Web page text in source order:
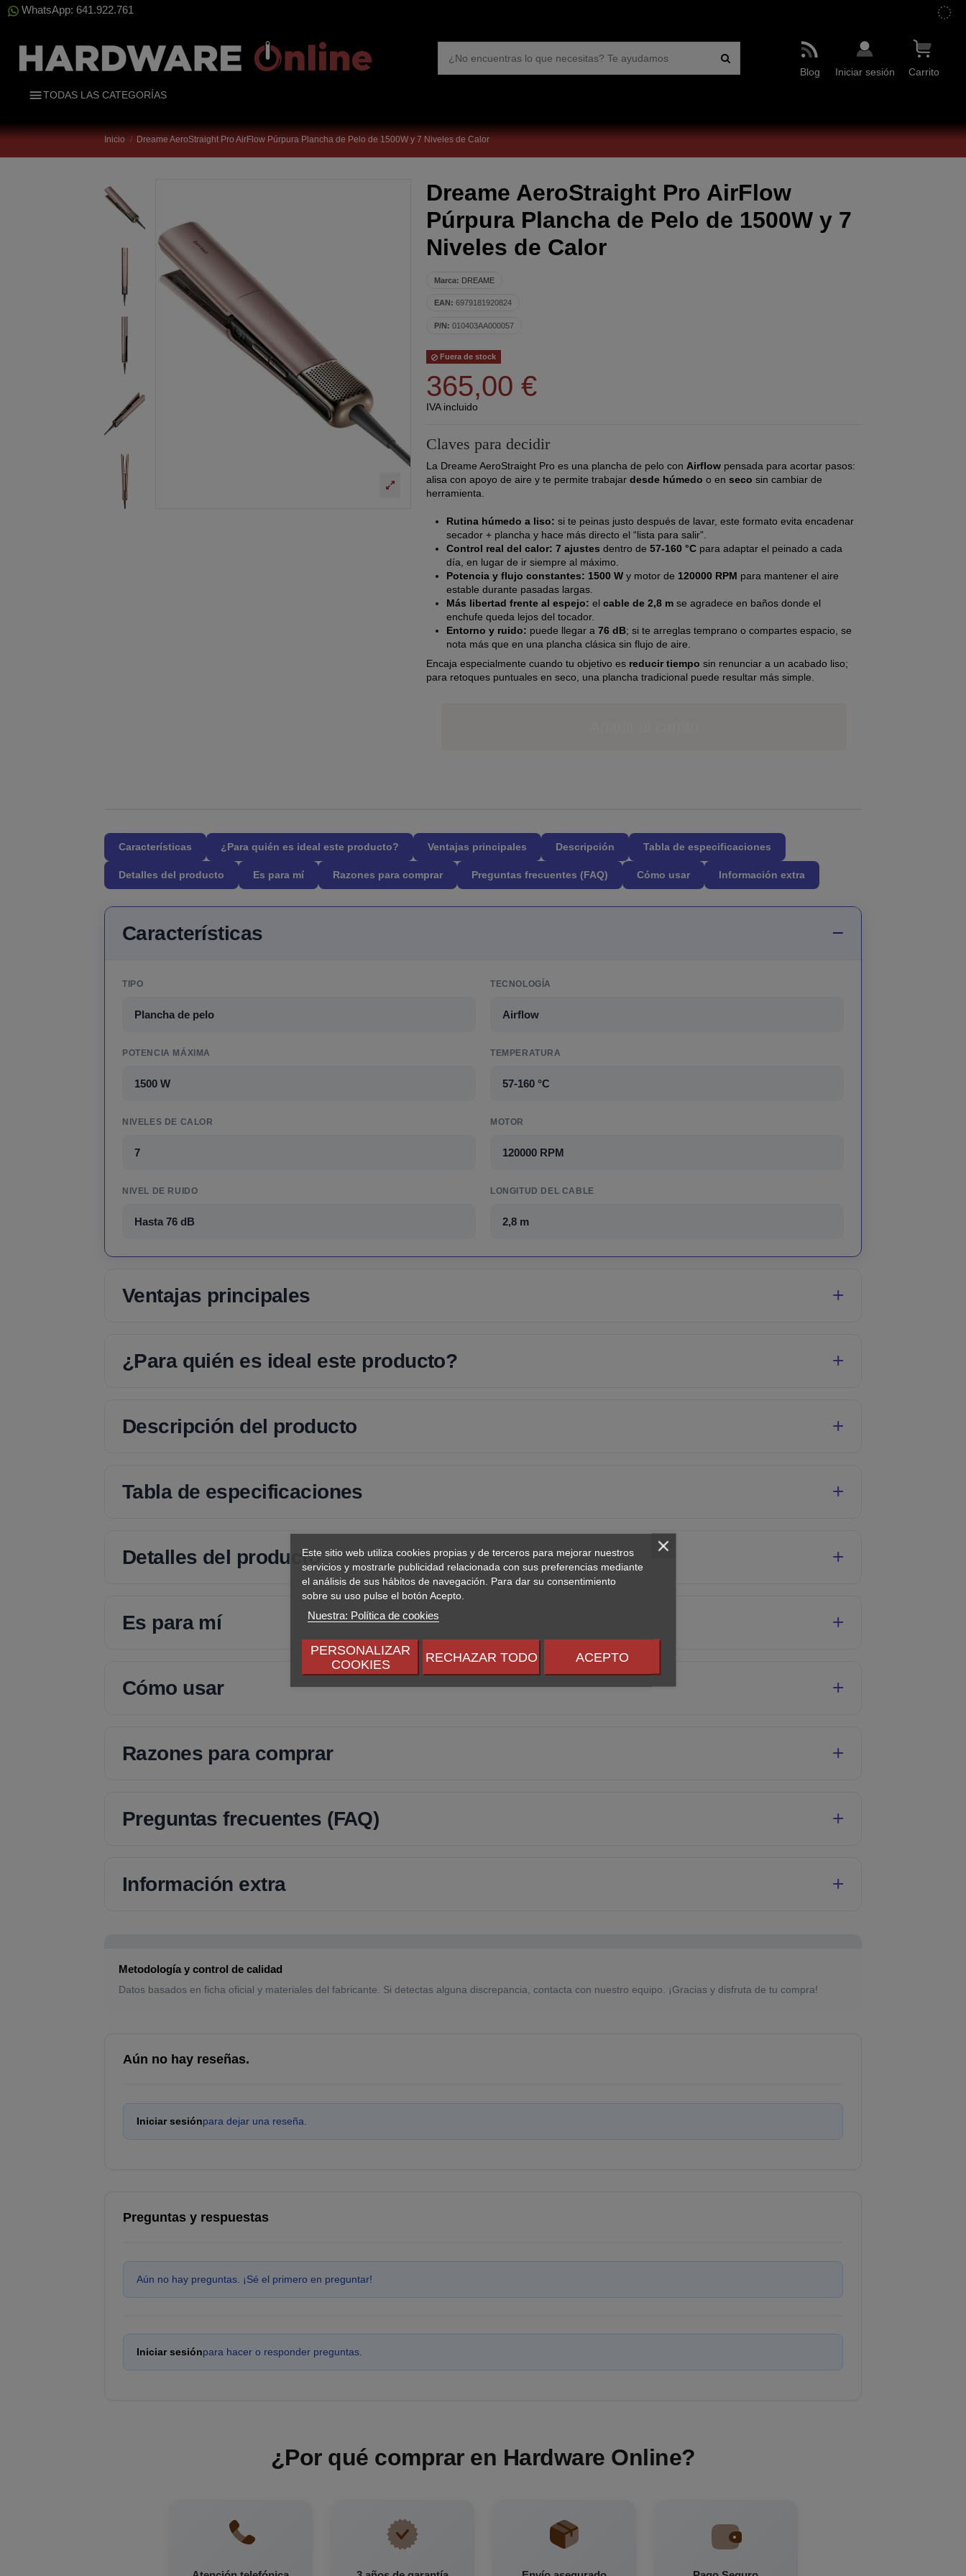
WhatsApp: 641.922.761
Blog Iniciar sesión Carrito
Este sitio web utiliza cookies propias y de terceros para mejorar nuestros
servicios y mostrarle publicidad relacionada con sus preferencias mediante
el análisis de sus hábitos de navegación. Para dar su consentimiento
sobre su uso pulse el botón Acepto.
Nuestra: Política de cookies
PERSONALIZAR
COOKIES
RECHAZAR TODO ACEPTO
TODAS LAS CATEGORÍAS
Inicio Dreame AeroStraight Pro AirFlow Púrpura Plancha de Pelo de 1500W y 7 Niveles de Calor
Dreame AeroStraight Pro AirFlow
Púrpura Plancha de Pelo de 1500W y 7
Niveles de Calor
Marca: DREAME
EAN: 6979181920824
P/N: 010403AA000057
Fuera de stock
365,00 €
IVA incluido
Claves para decidir
La Dreame AeroStraight Pro es una plancha de pelo con Airflowpensada para acortar pasos:
alisa con apoyo de aire y te permite trabajar desde húmedo o en seco sin cambiar de
herramienta.
Rutina húmedo a liso: si te peinas justo después de lavar, este formato evita encadenar
secador + plancha y hace más directo el “lista para salir”.
Control real del calor: 7 ajustes dentro de 57-160 °Cpara adaptar el peinado a cada
día, en lugar de ir siempre al máximo.
Potencia y flujo constantes: 1500 Wy motor de 120000 RPM para mantener el aire
estable durante pasadas largas.
Más libertad frente al espejo: el cable de 2,8 mse agradece en baños donde el
enchufe queda lejos del tocador.
Entorno y ruido: puede llegar a 76 dB; si te arreglas temprano o compartes espacio, se
nota más que en una plancha clásica sin flujo de aire.
Encaja especialmente cuando tu objetivo es reducir tiempo sin renunciar a un acabado liso;
para retoques puntuales en seco, una plancha tradicional puede resultar más simple.
Características ¿Para quién es ideal este producto? Ventajas principales Descripción Tabla de especificaciones
Detalles del producto Es para mí Razones para comprar Preguntas frecuentes (FAQ) Cómo usar Información extra
Características
TIPO
Plancha de pelo
TECNOLOGÍA
Airflow
POTENCIA MÁXIMA
1500 W
TEMPERATURA
57-160 °C
NIVELES DE CALOR
7
MOTOR
120000 RPM
NIVEL DE RUIDO
Hasta 76 dB
LONGITUD DEL CABLE
2,8 m
Ventajas principales
¿Para quién es ideal este producto?
Descripción del producto
Tabla de especificaciones
Detalles del producto
Es para mí
Cómo usar
Razones para comprar
Preguntas frecuentes (FAQ)
Información extra
Metodología y control de calidad
Datos basados en ficha oficial y materiales del fabricante. Si detectas alguna discrepancia, contacta con nuestro equipo. ¡Gracias y disfruta de tu compra!
Aún no hay reseñas.
Iniciar sesiónpara dejar una reseña.
Preguntas y respuestas
Aún no hay preguntas. ¡Sé el primero en preguntar!
Iniciar sesiónpara hacer o responder preguntas.
¿Por qué comprar en Hardware Online?